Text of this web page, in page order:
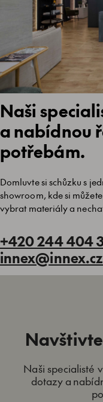
Naši
a nabídnou
potřebám.
Domluvte si schůzku s
showroom, kde si
vybrat materiály a
+420 244 404
innex@innex.cz
Naši specialisté
dotazy a